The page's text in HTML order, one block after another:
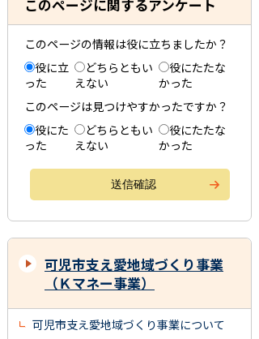
このページに関するアンケート
このページの情報は役に立ちましたか？
役に立
った
どちらともい
えない
役にたたな
かった
このページは見つけやすかったですか？
役にた
った
どちらともい
えない
役にたたな
かった
可児市支え愛地域づくり事業
（Ｋマネー事業）
可児市支え愛地域づくり事業について